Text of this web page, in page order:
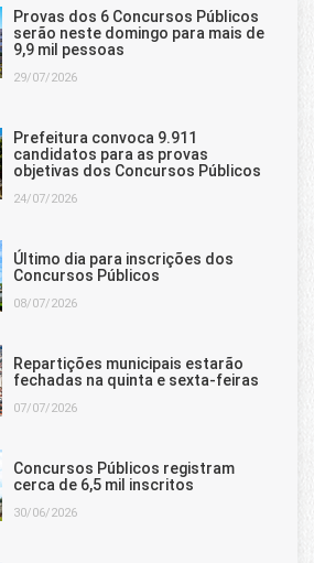
Provas dos 6 Concursos Públicos
serão neste domingo para mais de
9,9 mil pessoas
29/07/2026
Prefeitura convoca 9.911
candidatos para as provas
objetivas dos Concursos Públicos
24/07/2026
Último dia para inscrições dos
Concursos Públicos
08/07/2026
Repartições municipais estarão
fechadas na quinta e sexta-feiras
07/07/2026
Concursos Públicos registram
cerca de 6,5 mil inscritos
30/06/2026